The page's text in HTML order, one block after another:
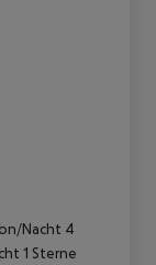
Nacht 4
1 Sterne